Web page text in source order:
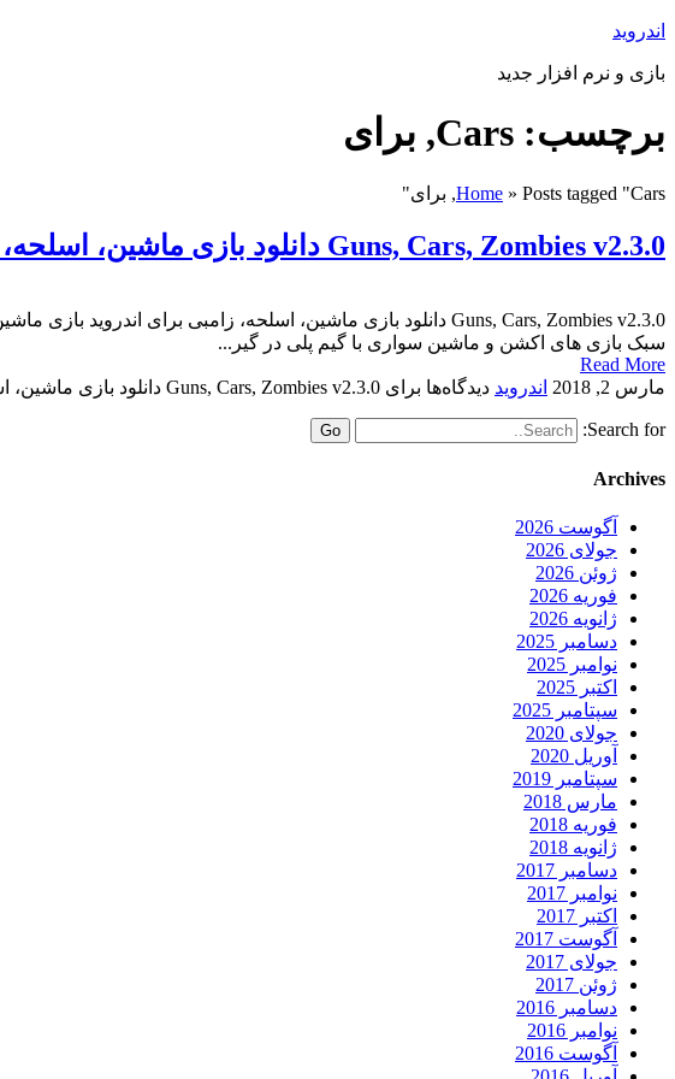
اندروید
بازی و نرم افزار جدید
برچسب: Cars, برای
Home » Posts tagged "Cars, برای"
Guns, Cars, Zombies v2.3.0 دانلود بازی ماشین، اسلحه، زامبی برای اندروید
سبک بازی های اکشن و ماشین سواری با گیم پلی در گیر...
Read More
مارس 2, 2018
اندروید دیدگاه‌ها برای Guns, Cars, Zombies v2.3.0 دانلود بازی ماشین، اسلحه، زامبی برای اندروید
Search for:
Archives
آگوست 2026
جولای 2026
ژوئن 2026
فوریه 2026
ژانویه 2026
دسامبر 2025
نوامبر 2025
اکتبر 2025
سپتامبر 2025
جولای 2020
آوریل 2020
سپتامبر 2019
مارس 2018
فوریه 2018
ژانویه 2018
دسامبر 2017
نوامبر 2017
اکتبر 2017
آگوست 2017
جولای 2017
ژوئن 2017
دسامبر 2016
نوامبر 2016
آگوست 2016